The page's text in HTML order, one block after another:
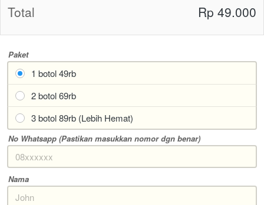
Paket
1 botol 49rb
2 botol 69rb
3 botol 89rb (Lebih Hemat)
No Whatsapp (Pastikan masukkan nomor dgn benar)
Nama
Total Rp 49.000